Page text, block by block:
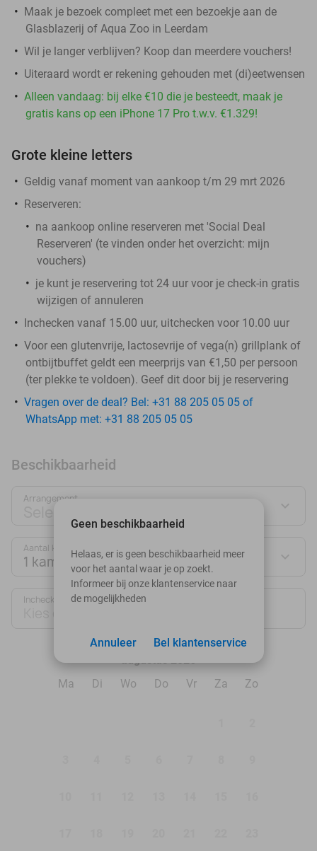
Maak je bezoek compleet met een bezoekje aan de
Glasblazerij of Aqua Zoo in Leerdam
Wil je langer verblijven? Koop dan meerdere vouchers!
Uiteraard wordt er rekening gehouden met (di)eetwensen
Alleen vandaag: bij elke €10 die je besteedt, maak je
gratis kans op een iPhone 17 Pro t.w.v. €1.329!
Grote kleine letters
Geldig vanaf moment van aankoop t/m 29 mrt 2026
Reserveren:
na aankoop online reserveren met 'Social Deal
Reserveren' (te vinden onder het overzicht: mijn
vouchers)
je kunt je reservering tot 24 uur voor je check-in gratis
wijzigen of annuleren
Inchecken vanaf 15.00 uur, uitchecken voor 10.00 uur
Voor een glutenvrije, lactosevrije of vega(n) grillplank of
ontbijtbuffet geldt een meerprijs van €1,50 per persoon
(ter plekke te voldoen). Geef dit door bij je reservering
Vragen over de deal? Bel: +31 88 205 05 05 of
WhatsApp met: +31 88 205 05 05
Beschikbaarheid
Arrangement
Selecteer jouw deal
Aantal kamers:
1 kamer
Inchecken
Ma
Di Wo Do Vr Za Zo
Geen beschikbaarheid
Helaas, er is geen beschikbaarheid meer
voor het aantal waar je op zoekt.
Informeer bij onze klantenservice naar
de mogelijkheden
Bel klantenservice
Annuleer